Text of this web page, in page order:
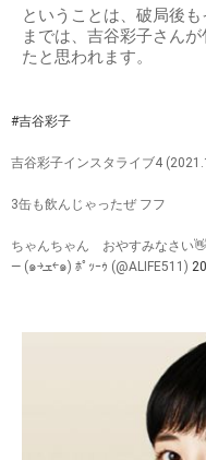
ということは、破局後
までは、吉谷彩子さん
たと思われます。
#吉谷彩子
吉谷彩子インスタライブ4
3缶も飲んじゃったぜ フフ
ちゃんちゃん おやすみなさい👋
— (๑￫ܫ￩๑) ﾎﾟｯｰｩ (@ALIFE511)